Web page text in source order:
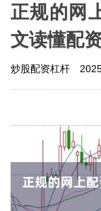
正规的网
文读懂配
炒股配资杠杆